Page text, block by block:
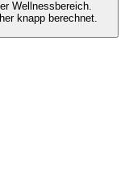
Wellnessbereich.
knapp berechnet.